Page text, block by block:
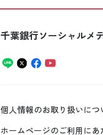
千葉銀行ソーシャルメ
個人情報のお取り扱いにつ
ホームページのご利用にあ